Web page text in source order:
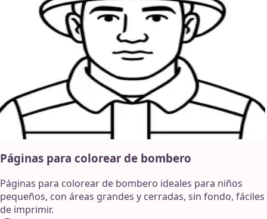
Páginas para colorear de bombero
Páginas para colorear de bombero ideales para niños
pequeños, con áreas grandes y cerradas, sin fondo, fáciles
de imprimir.